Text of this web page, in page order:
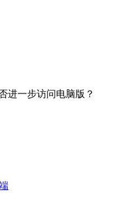
进一步访问电脑版？